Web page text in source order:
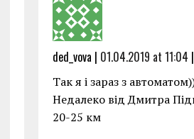
ded_vova | 01.04.2019 at 11:04 |
Так я і зараз з
Недалеко від Дмитра
20-25 км